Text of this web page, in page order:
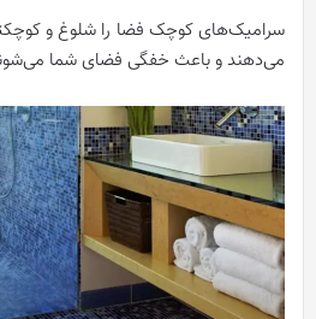
سرامیک‌های کوچک فضا را شلوغ و
می‌دهند و باعث خفگی فضای شما